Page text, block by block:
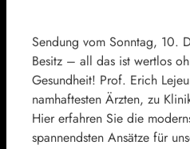
Sendung vom Sonntag, 10.
Besitz – all das ist wertlos
Gesundheit! Prof. Erich
namhaftesten Ärzten, zu
Hier erfahren Sie die
spannendsten Ansätze für